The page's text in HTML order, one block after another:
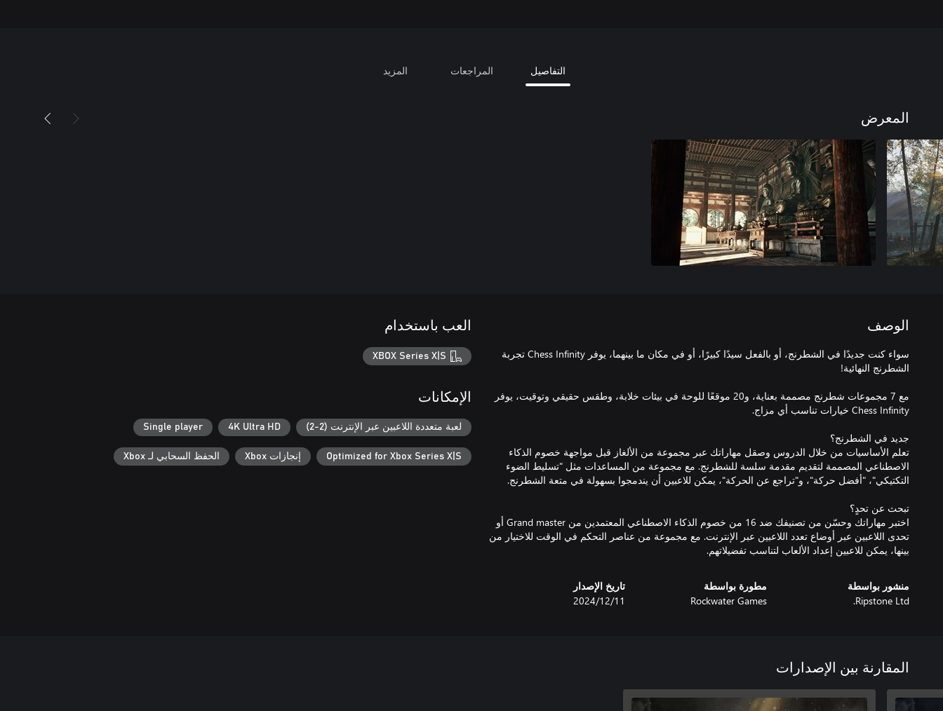
التفاصيل المراجعات المزيد
المعرض
الوصف
سواء كنت جديدًا في الشطرنج، أو بالفعل سيدًا كبيرًا، أو في مكان ما بينهما، يوفر Chess Infinity تجربة
مع 7 مجموعات شطرنج مصممة بعناية، و20 موقعًا للوحة في بيئات خلابة، وطقس حقيقي وتوقيت، يوفر
تعلم الأساسيات من خلال الدروس وصقل مهاراتك عبر مجموعة من الألغاز قبل مواجهة خصوم الذكاء
الاصطناعي المصممة لتقديم مقدمة سلسة للشطرنج. مع مجموعة من المساعدات مثل "تسليط الضوء
اختبر مهاراتك وحسّن من تصنيفك ضد 16 من خصوم الذكاء الاصطناعي المعتمدين من Grand master أو
تحدى اللاعبين عبر أوضاع تعدد اللاعبين عبر الإنترنت. مع مجموعة من عناصر التحكم في الوقت للاختيار من
بينها، يمكن للاعبين إعداد الألعاب لتناسب تفضيلاتهم.
منشور بواسطة
Ripstone Ltd.
مطورة بواسطة
Rockwater Games
تاريخ الإصدار
11‏/12‏/2024
العب باستخدام
XBOX Series X|S
الإمكانات
لعبة متعددة اللاعبين عبر الإنترنت (2-2) 4K Ultra HD
Single player
Optimized for Xbox Series X|S إنجازات Xbox الحفظ السحابي لـ Xbox
المقارنة بين الإصدارات